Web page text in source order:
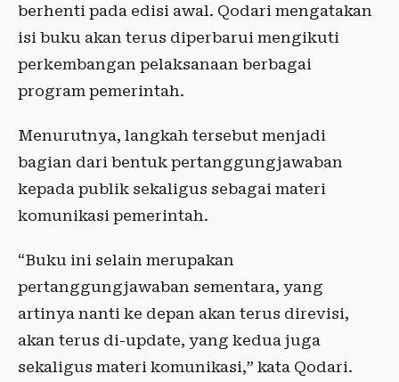
berhenti pada edisi awal. Qodari mengatakan
isi buku akan terus diperbarui mengikuti
perkembangan pelaksanaan berbagai
program pemerintah.
Menurutnya, langkah tersebut menjadi
bagian dari bentuk pertanggungjawaban
kepada publik sekaligus sebagai materi
komunikasi pemerintah.
“Buku ini selain merupakan
pertanggungjawaban sementara, yang
artinya nanti ke depan akan terus direvisi,
akan terus di-update, yang kedua juga
sekaligus materi komunikasi,” kata Qodari.